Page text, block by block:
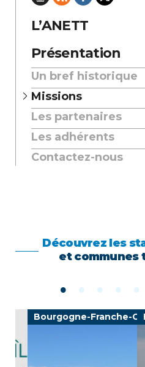
L’ANETT
Présentation
Un bref historique
Missions
Les partenaires
Les adhérents
Contactez-nous
Découvrez les
et communes
Bourgogne-Franche-